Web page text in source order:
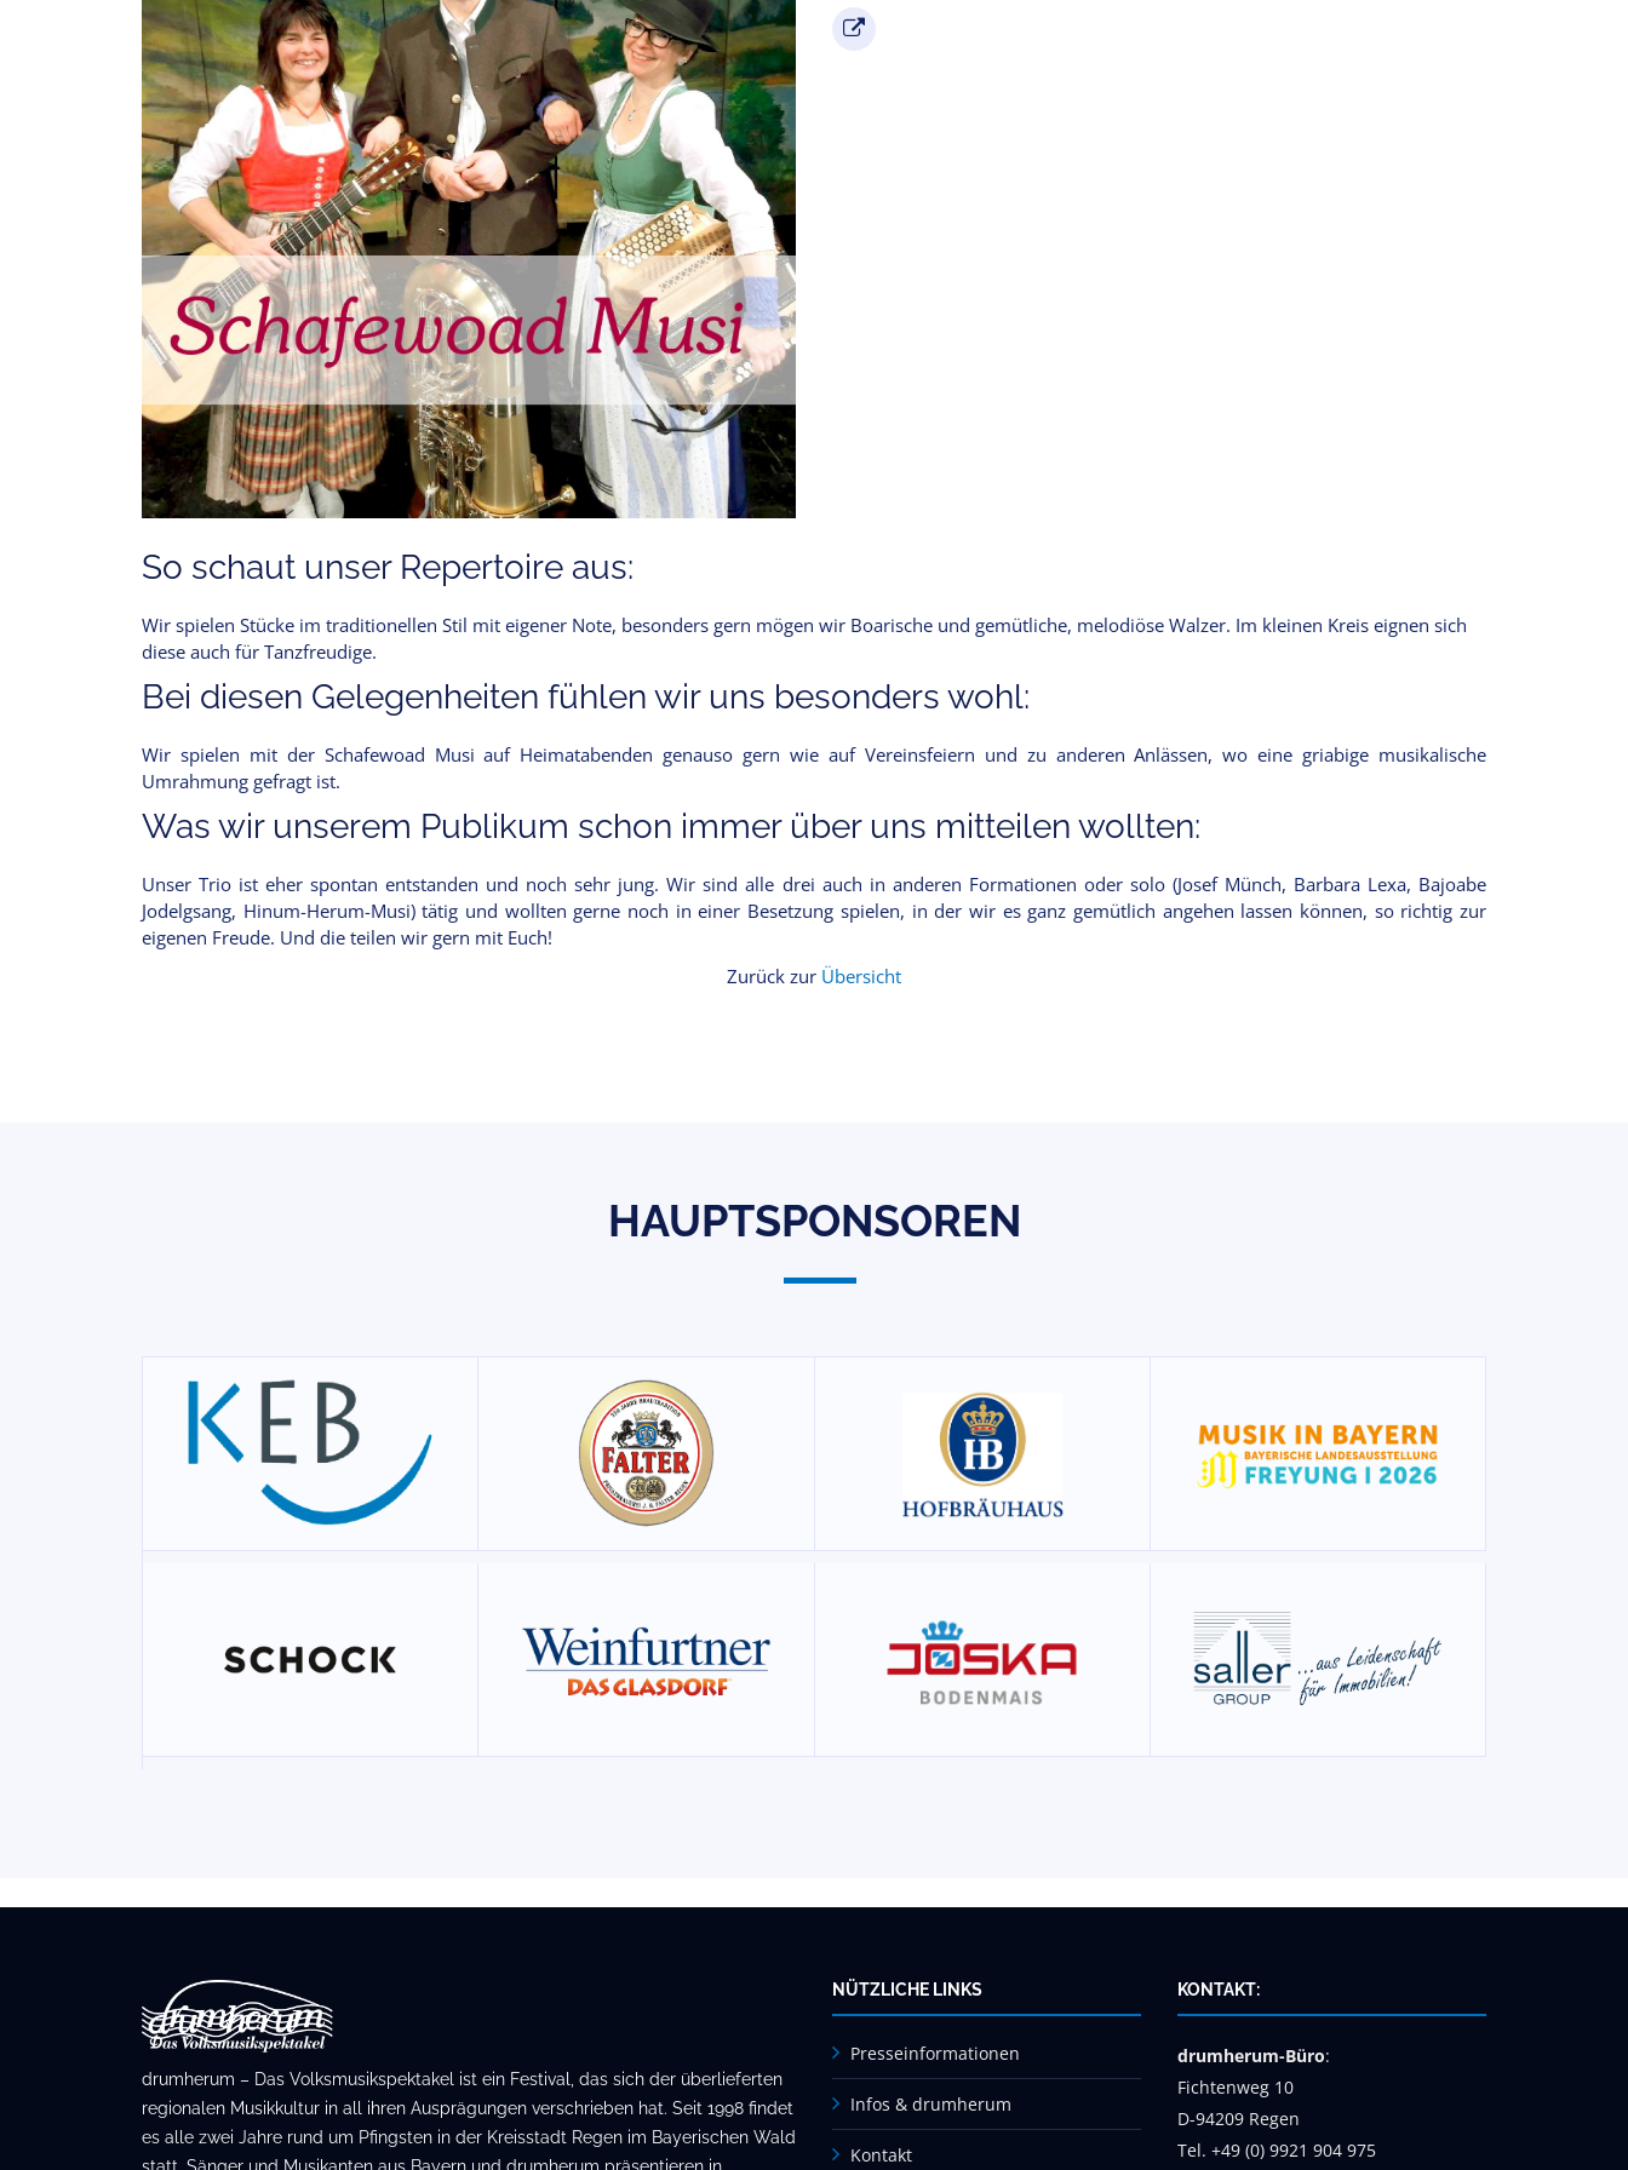
So schaut unser Repertoire aus:
Wir spielen Stücke im traditionellen Stil mit eigener Note, besonders gern mögen wir Boarische und gemütliche, melodiöse Walzer. Im kleinen Kreis eignen sich
diese auch für Tanzfreudige.
Bei diesen Gelegenheiten fühlen wir uns besonders wohl:
Wir spielen mit der Schafewoad Musi auf Heimatabenden genauso gern wie auf Vereinsfeiern und zu anderen Anlässen, wo eine griabige musikalische
Umrahmung gefragt ist.
Was wir unserem Publikum schon immer über uns mitteilen wollten:
Unser Trio ist eher spontan entstanden und noch sehr jung. Wir sind alle drei auch in anderen Formationen oder solo (Josef Münch, Barbara Lexa, Bajoabe
Jodelgsang, Hinum-Herum-Musi) tätig und wollten gerne noch in einer Besetzung spielen, in der wir es ganz gemütlich angehen lassen können, so richtig zur
eigenen Freude. Und die teilen wir gern mit Euch!
Zurück zur Übersicht
HAUPTSPONSOREN
drumherum – Das Volksmusikspektakel ist ein Festival, das sich der überlieferten
regionalen Musikkultur in all ihren Ausprägungen verschrieben hat. Seit 1998 findet
es alle zwei Jahre rund um Pfingsten in der Kreisstadt Regen im Bayerischen Wald
statt. Sänger und Musikanten aus Bayern und drumherum präsentieren in
NÜTZLICHE LINKS
Presseinformationen
Infos & drumherum
Kontakt
KONTAKT:
drumherum-Büro:
Fichtenweg 10
D-94209 Regen
Tel. +49 (0) 9921 904 975